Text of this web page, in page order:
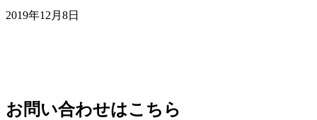
2019年12月8日
お問い合わせはこちら